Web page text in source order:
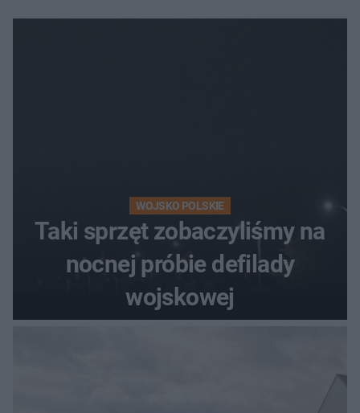
WOJSKO POLSKIE
Taki sprzęt zobaczyliśmy na
nocnej próbie defilady
wojskowej